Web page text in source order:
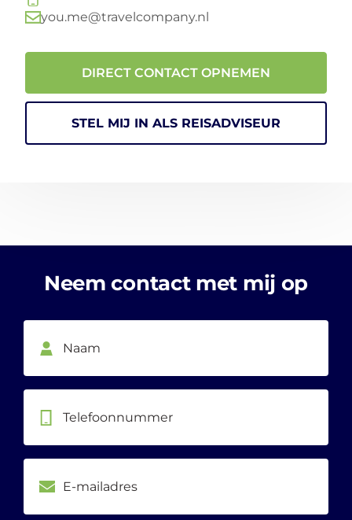
you.me@travelcompany.nl
DIRECT CONTACT OPNEMEN
STEL MIJ IN ALS REISADVISEUR
Neem contact met mij op
mailadres